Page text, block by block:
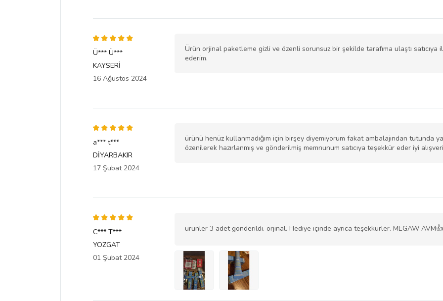
Ü*** Ü***
KAYSERİ
16 Ağustos 2024
Ürün orjinal paketleme gizli ve özenli sorunsuz bir şekilde tarafıma ulaştı
ederim.
a*** t***
DİYARBAKIR
17 Şubat 2024
ürünü henüz kullanmadığım için birşey diyemiyorum fakat ambalajından tutunda
özenilerek hazırlanmış ve gönderilmiş memnunum satıcıya teşekkür eder iyi
C*** T***
YOZGAT
01 Şubat 2024
ürünler 3 adet gönderildi. orjinal. Hediye içinde ayrıca teşekkürler. MEGAW AVM👍